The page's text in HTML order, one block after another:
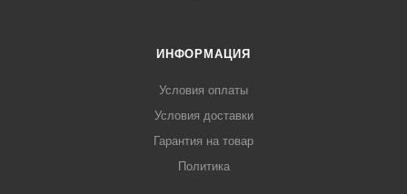
ИНФОРМАЦИЯ
Условия оплаты
Условия доставки
Гарантия на товар
Политика